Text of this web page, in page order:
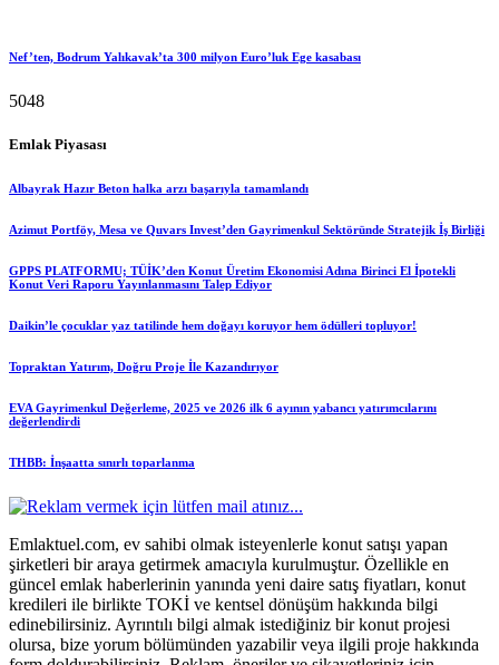
Nef’ten, Bodrum Yalıkavak’ta 300 milyon Euro’luk Ege kasabası
5048
Emlak Piyasası
Albayrak Hazır Beton halka arzı başarıyla tamamlandı
Azimut Portföy, Mesa ve Quvars Invest’den Gayrimenkul Sektöründe Stratejik İş Birliği
GPPS PLATFORMU; TÜİK’den Konut Üretim Ekonomisi Adına Birinci El İpotekli
Konut Veri Raporu Yayınlanmasını Talep Ediyor
Daikin’le çocuklar yaz tatilinde hem doğayı koruyor hem ödülleri topluyor!
Topraktan Yatırım, Doğru Proje İle Kazandırıyor
EVA Gayrimenkul Değerleme, 2025 ve 2026 ilk 6 ayının yabancı yatırımcılarını
değerlendirdi
THBB: İnşaatta sınırlı toparlanma
Emlaktuel.com, ev sahibi olmak isteyenlerle konut satışı yapan
şirketleri bir araya getirmek amacıyla kurulmuştur. Özellikle en
güncel emlak haberlerinin yanında yeni daire satış fiyatları, konut
kredileri ile birlikte TOKİ ve kentsel dönüşüm hakkında bilgi
edinebilirsiniz. Ayrıntılı bilgi almak istediğiniz bir konut projesi
olursa, bize yorum bölümünden yazabilir veya ilgili proje hakkında